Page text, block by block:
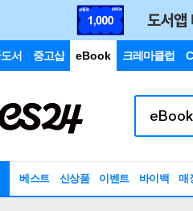
서 중고샵 eBook 크레마클럽
베스트 신상품 이벤트 바이백 매